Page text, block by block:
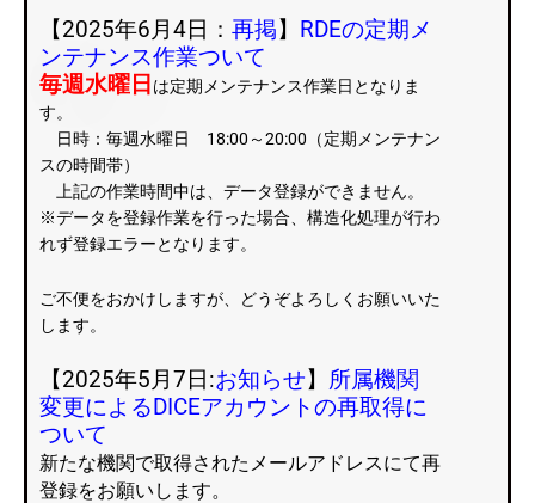
【2025年6月4日： 再掲】
RDEの定期メ
ンテナンス作業ついて
毎週水曜日 は定期メンテナンス作業日となりま
す。
日時：毎週水曜日 18:00～20:00（定期メンテナン
スの時間帯）
上記の作業時間中は、データ登録ができません。
※データを登録作業を行った場合、構造化処理が行わ
れず登録エラーとなります。
ご不便をおかけしますが、どうぞよろしくお願いいた
します。
【2025年5月7日:お知らせ】 所属機関
変更によるDICEアカウントの再取得に
ついて
新たな機関で取得されたメールアドレスにて再
登録をお願いします。